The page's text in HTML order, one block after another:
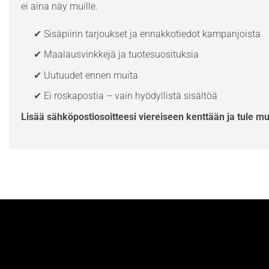
ei aina näy muille.
✔ Sisäpiirin tarjoukset ja ennakkotiedot kampanjoista
✔ Maalausvinkkejä ja tuotesuosituksia
✔ Uutuudet ennen muita
✔ Ei roskapostia – vain hyödyllistä sisältöä
Lisää sähköpostiosoitteesi viereiseen kenttään ja tule